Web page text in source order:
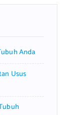
Anda
Usus